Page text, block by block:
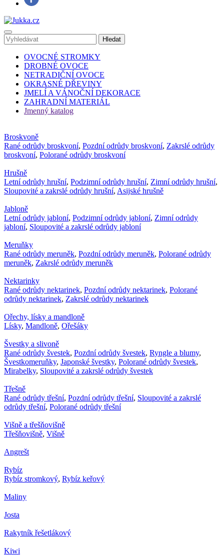
OVOCNÉ STROMKY
DROBNÉ OVOCE
NETRADIČNÍ OVOCE
OKRASNÉ DŘEVINY
JMELÍ A VÁNOČNÍ DEKORACE
ZAHRADNÍ MATERIÁL
Jmenný katalog
Broskvoně
Rané odrůdy broskvoní, Pozdní odrůdy broskvoní, Zakrslé odrůdy
broskvoní, Polorané odrůdy broskvoní
Hrušně
Letní odrůdy hrušní, Podzimní odrůdy hrušní, Zimní odrůdy hrušní,
Sloupovité a zakrslé odrůdy hrušní, Asijské hrušně
Jabloně
Letní odrůdy jabloní, Podzimní odrůdy jabloní, Zimní odrůdy
jabloní, Sloupovité a zakrslé odrůdy jabloní
Meruňky
Rané odrůdy meruněk, Pozdní odrůdy meruněk, Polorané odrůdy
meruněk, Zakrslé odrůdy meruněk
Nektarinky
Rané odrůdy nektarinek, Pozdní odrůdy nektarinek, Polorané
odrůdy nektarinek, Zakrslé odrůdy nektarinek
Ořechy, lísky a mandloně
Lísky, Mandloně, Ořešáky
Švestky a slivoně
Rané odrůdy švestek, Pozdní odrůdy švestek, Ryngle a blumy,
Švestkomeruňky, Japonské švestky, Polorané odrůdy švestek,
Mirabelky, Sloupovité a zakrslé odrůdy švestek
Třešně
Rané odrůdy třešní, Pozdní odrůdy třešní, Sloupovité a zakrslé
odrůdy třešní, Polorané odrůdy třešní
Višně a třešňovišně
Třešňovišně, Višně
Angrešt
Rybíz
Rybíz stromkový, Rybíz keřový
Maliny
Josta
Rakytník řešetlákový
Kiwi